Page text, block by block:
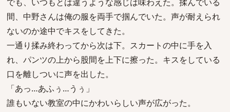
間、中野さんは俺の服を両手で掴んでいた。声が耐えられ
ないのか途中でキスをしてきた。
一通り揉み終わってから次は下。スカートの中に手を入
れ、パンツの上から股間を上下に擦った。キスをしている
口を離しついに声を出した。
「あっ…あふぅ…うぅ」
誰もいない教室の中にかわいらしい声が広がった。